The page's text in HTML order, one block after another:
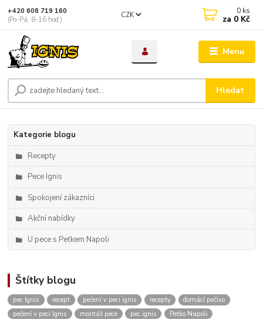
Menu
CZK
Hledat
+420 608 719 160
(Po-Pá, 8-16 hod.)
0 ks
za 0 Kč
Kategorie blogu
Recepty
Pece Ignis
Spokojení zákazníci
Akční nabídky
U pece s Peťkem Napoli
Štítky blogu
pec Ignis recept pečení v peci ignis recepty
domácí pečivo
pečení v peci Ignis
montáž pece pec ignis
Peťko Napoli